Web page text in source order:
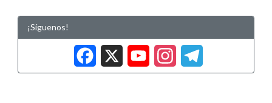
¡Síguenos!
Facebook
X